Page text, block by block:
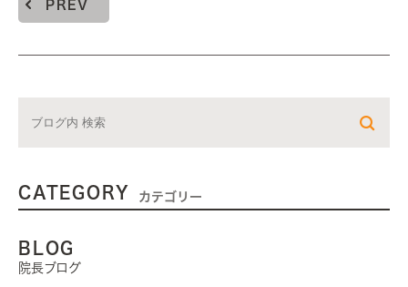
PREV
CATEGORY カテゴリー
BLOG
院長ブログ